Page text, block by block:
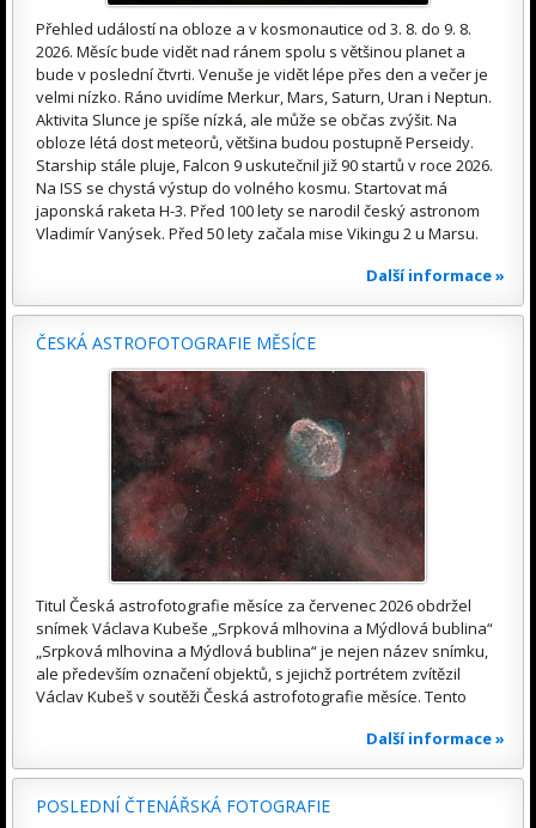
Přehled událostí na obloze a v kosmonautice od 3. 8. do 9. 8.
2026. Měsíc bude vidět nad ránem spolu s většinou planet a
bude v poslední čtvrti. Venuše je vidět lépe přes den a večer je
velmi nízko. Ráno uvidíme Merkur, Mars, Saturn, Uran i Neptun.
Aktivita Slunce je spíše nízká, ale může se občas zvýšit. Na
obloze létá dost meteorů, většina budou postupně Perseidy.
Starship stále pluje, Falcon 9 uskutečnil již 90 startů v roce 2026.
Na ISS se chystá výstup do volného kosmu. Startovat má
japonská raketa H-3. Před 100 lety se narodil český astronom
Vladimír Vanýsek. Před 50 lety začala mise Vikingu 2 u Marsu.
Další informace »
ČESKÁ ASTROFOTOGRAFIE MĚSÍCE
Titul Česká astrofotografie měsíce za červenec 2026 obdržel
snímek Václava Kubeše „Srpková mlhovina a Mýdlová bublina“
„Srpková mlhovina a Mýdlová bublina“ je nejen název snímku,
ale především označení objektů, s jejichž portrétem zvítězil
Václav Kubeš v soutěži Česká astrofotografie měsíce. Tento
Další informace »
POSLEDNÍ ČTENÁŘSKÁ FOTOGRAFIE